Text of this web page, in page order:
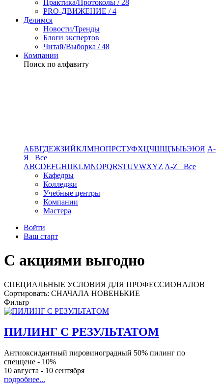
Практика/Протоколы / 28
PRO-ДВИЖЕНИЕ / 4
Делимся
Новости/Тренды
Блоги экспертов
Читай/Выборка / 48
Компании
Поиск по алфавиту
АБВГДЕЖЗИЙКЛМНОПРСТУФХЦЧШЩЪЫЬЭЮЯ А-
Я Все
ABCDEFGHIJKLMNOPQRSTUVWXYZ A-Z Все
Кафедры
Колледжи
Учебные центры
Компании
Мастера
Войти
Ваш старт
С акциями выгодно
СПЕЦИАЛЬНЫЕ УСЛОВИЯ ДЛЯ ПРОФЕССИОНАЛОВ
Сортировать: СНАЧАЛА НОВЕНЬКИЕ
Фильтр
ПИЛИНГ С РЕЗУЛЬТАТОМ
Антиоксидантный пировиноградный 50% пилинг по
спеццене - 10%
10 августа - 10 сентября
подробнее...